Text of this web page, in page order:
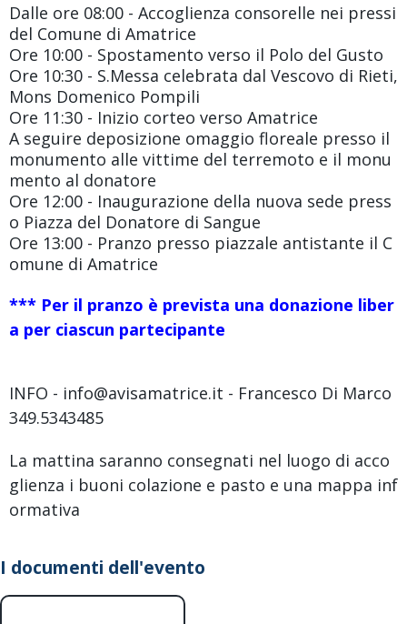
Dalle ore 08:00 - Accoglienza consorelle nei pressi
del Comune di Amatrice
Ore 10:00 - Spostamento verso il Polo del Gusto
Ore 10:30 - S.Messa celebrata dal Vescovo di Rieti,
Mons Domenico Pompili
Ore 11:30 - Inizio corteo verso Amatrice
A seguire deposizione omaggio floreale presso il
monumento alle vittime del terremoto e il monu
mento al donatore
Ore 12:00 - Inaugurazione della nuova sede press
o Piazza del Donatore di Sangue
Ore 13:00 - Pranzo presso piazzale antistante il C
omune di Amatrice
*** Per il pranzo è prevista una donazione liber
a per ciascun partecipante
INFO - info@avisamatrice.it - Francesco Di Marco
349.5343485
La mattina saranno consegnati nel luogo di acco
glienza i buoni colazione e pasto e una mappa inf
ormativa
I documenti dell'evento